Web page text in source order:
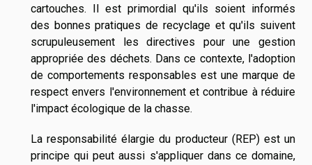
cartouches. Il est primordial qu'ils soient informés
des bonnes pratiques de recyclage et qu'ils suivent
scrupuleusement les directives pour une gestion
appropriée des déchets. Dans ce contexte, l'adoption
de comportements responsables est une marque de
respect envers l'environnement et contribue à réduire
l'impact écologique de la chasse.
La responsabilité élargie du producteur (REP) est un
principe qui peut aussi s'appliquer dans ce domaine,